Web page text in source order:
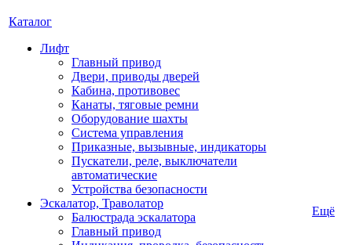
Каталог
Лифт
Главный привод
Двери, приводы дверей
Кабина, противовес
Канаты, тяговые ремни
Оборудование шахты
Система управления
Приказные, вызывные, индикаторы
Пускатели, реле, выключатели
автоматические
Устройства безопасности
Эскалатор, Траволатор
Балюстрада эскалатора
Главный привод
Ещё